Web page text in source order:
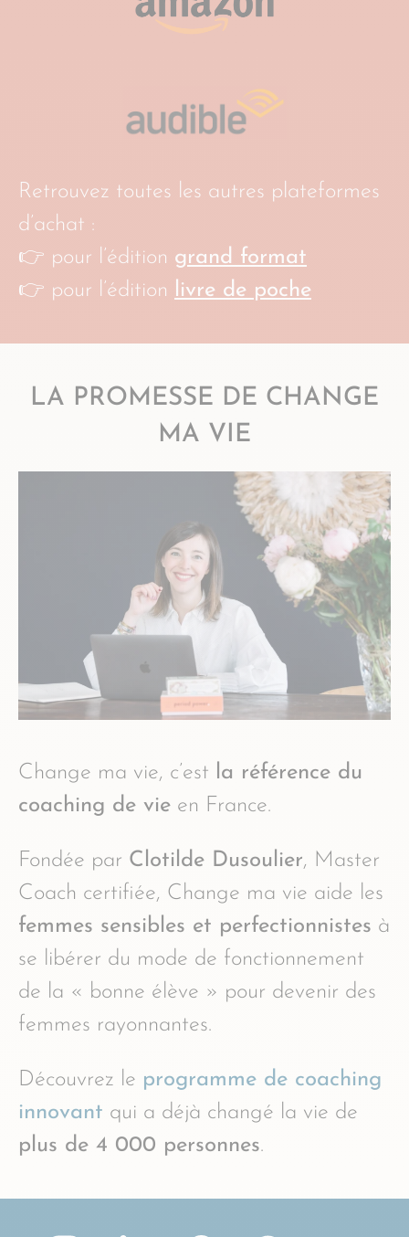
Retrouvez toutes les autres plateformes
d’achat :
👉 pour l’édition grand format
👉 pour l’édition livre de poche
LA PROMESSE DE CHANGE
MA VIE
Change ma vie, c’est la référence du
coaching de vie en France.
Fondée par Clotilde Dusoulier, Master
Coach certifiée, Change ma vie aide les
femmes sensibles et perfectionnistes à
se libérer du mode de fonctionnement
de la « bonne élève » pour devenir des
femmes rayonnantes.
Découvrez le programme de coaching
innovant qui a déjà changé la vie de
plus de 4 000 personnes.